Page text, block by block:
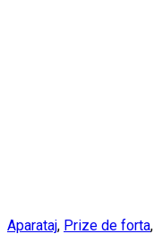
Aparataj, Prize de forta,